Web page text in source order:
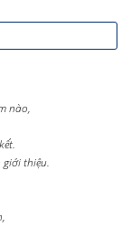
nào,
giới thiệu.